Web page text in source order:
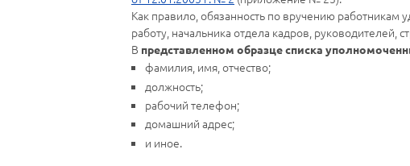
Как правило, обязанность по вручению работникам
работу, начальника отдела кадров, руководителей,
В представленном образце списка
фамилия, имя, отчество;
должность;
рабочий телефон;
домашний адрес;
и иное.